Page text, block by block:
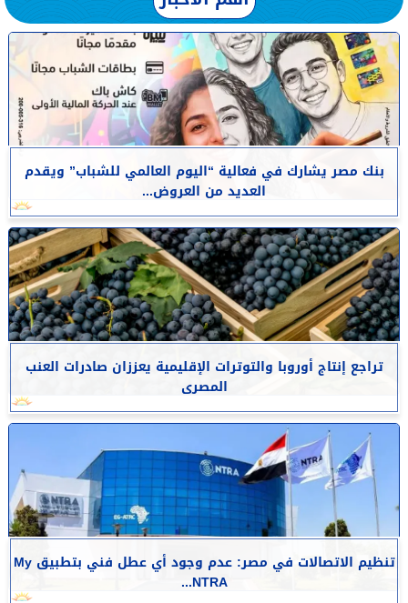
بنك مصر يشارك في فعالية “اليوم العالمي للشباب” ويقدم
العديد من العروض...
تراجع إنتاج أوروبا والتوترات الإقليمية يعززان صادرات العنب
المصرى
تنظيم الاتصالات في مصر: عدم وجود أي عطل فني بتطبيق My
NTRA...